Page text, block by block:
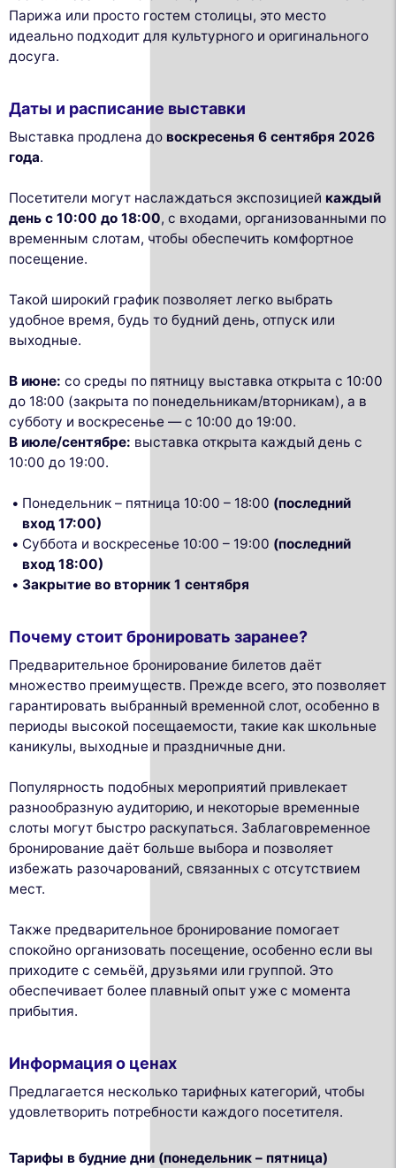
Парижа или просто гостем столицы, это место
идеально подходит для культурного и оригинального
досуга.
Даты и расписание выставки
Выставка продлена до воскресенья 6 сентября 2026
года.
Посетители могут наслаждаться экспозицией каждый
день с 10:00 до 18:00, с входами, организованными по
временным слотам, чтобы обеспечить комфортное
посещение.
Такой широкий график позволяет легко выбрать
удобное время, будь то будний день, отпуск или
выходные.
В июне: со среды по пятницу выставка открыта с 10:00
до 18:00 (закрыта по понедельникам/вторникам), а в
субботу и воскресенье — с 10:00 до 19:00.
В июле/сентябре: выставка открыта каждый день с
10:00 до 19:00.
Понедельник – пятница 10:00 – 18:00 (последний
вход 17:00)
Суббота и воскресенье 10:00 – 19:00 (последний
вход 18:00)
Закрытие во вторник 1 сентября
Почему стоит бронировать заранее?
Предварительное бронирование билетов даёт
множество преимуществ. Прежде всего, это позволяет
гарантировать выбранный временной слот, особенно в
периоды высокой посещаемости, такие как школьные
каникулы, выходные и праздничные дни.
Популярность подобных мероприятий привлекает
разнообразную аудиторию, и некоторые временные
слоты могут быстро раскупаться. Заблаговременное
бронирование даёт больше выбора и позволяет
избежать разочарований, связанных с отсутствием
мест.
Также предварительное бронирование помогает
спокойно организовать посещение, особенно если вы
приходите с семьёй, друзьями или группой. Это
обеспечивает более плавный опыт уже с момента
прибытия.
Информация о ценах
Предлагается несколько тарифных категорий, чтобы
удовлетворить потребности каждого посетителя.
Тарифы в будние дни (понедельник – пятница)